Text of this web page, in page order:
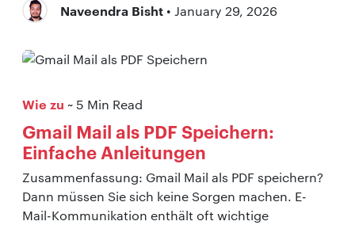
Naveendra Bisht • January 29, 2026
Wie zu ~ 5 Min Read
Gmail Mail als PDF Speichern:
Einfache Anleitungen
Zusammenfassung: Gmail Mail als PDF speichern?
Dann müssen Sie sich keine Sorgen machen. E-
Mail-Kommunikation enthält oft wichtige